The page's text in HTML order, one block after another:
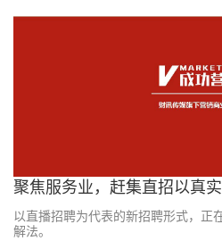
聚焦服务业，赶集直招以真
以直播招聘为代表的新招聘形式，正
解法。